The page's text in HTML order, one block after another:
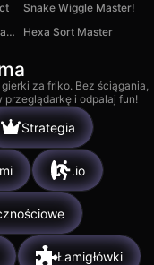
Snake Wiggle Master!
PopCats: Merge the cats! Hexa Sort Master
za friko. Bez ściągania,
przeglądarkę i odpalaj fun!
Strategia
.io
Łamigłówki